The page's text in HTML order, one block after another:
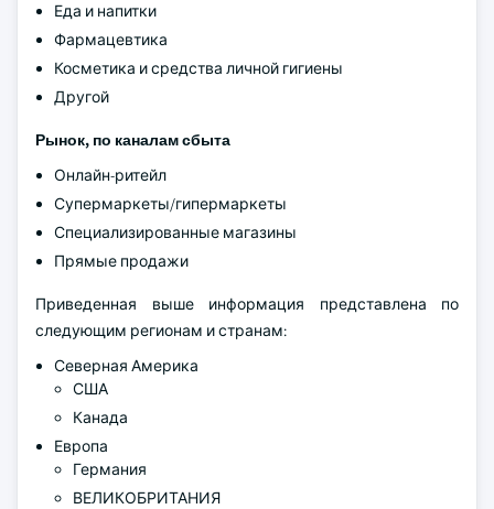
Еда и напитки
Фармацевтика
Косметика и средства личной гигиены
Другой
Рынок, по каналам сбыта
Онлайн-ритейл
Супермаркеты/гипермаркеты
Специализированные магазины
Прямые продажи
Приведенная выше информация представлена по
следующим регионам и странам:
Северная Америка
США
Канада
Европа
Германия
ВЕЛИКОБРИТАНИЯ